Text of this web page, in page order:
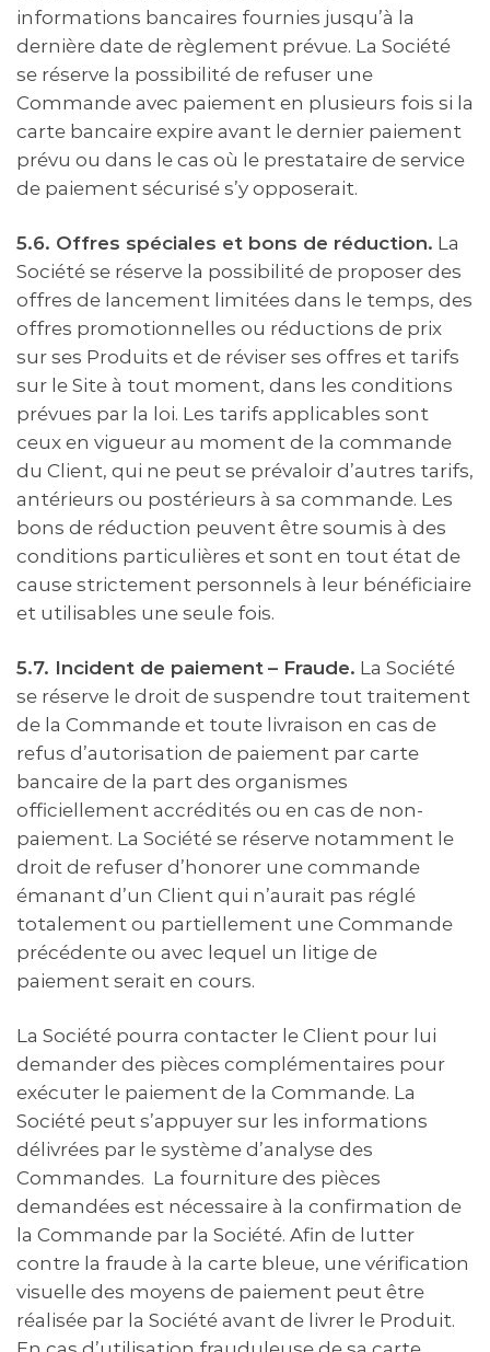
informations bancaires fournies jusqu’à la
dernière date de règlement prévue. La Société
se réserve la possibilité de refuser une
Commande avec paiement en plusieurs fois si la
carte bancaire expire avant le dernier paiement
prévu ou dans le cas où le prestataire de service
de paiement sécurisé s’y opposerait.
5.6. Offres spéciales et bons de réduction. La
Société se réserve la possibilité de proposer des
offres de lancement limitées dans le temps, des
offres promotionnelles ou réductions de prix
sur ses Produits et de réviser ses offres et tarifs
sur le Site à tout moment, dans les conditions
prévues par la loi. Les tarifs applicables sont
ceux en vigueur au moment de la commande
du Client, qui ne peut se prévaloir d’autres tarifs,
antérieurs ou postérieurs à sa commande. Les
bons de réduction peuvent être soumis à des
conditions particulières et sont en tout état de
cause strictement personnels à leur bénéficiaire
et utilisables une seule fois.
5.7. Incident de paiement – Fraude. La Société
se réserve le droit de suspendre tout traitement
de la Commande et toute livraison en cas de
refus d’autorisation de paiement par carte
bancaire de la part des organismes
officiellement accrédités ou en cas de non-
paiement. La Société se réserve notamment le
droit de refuser d’honorer une commande
émanant d’un Client qui n’aurait pas réglé
totalement ou partiellement une Commande
précédente ou avec lequel un litige de
paiement serait en cours.
La Société pourra contacter le Client pour lui
demander des pièces complémentaires pour
exécuter le paiement de la Commande. La
Société peut s’appuyer sur les informations
délivrées par le système d’analyse des
Commandes. La fourniture des pièces
demandées est nécessaire à la confirmation de
la Commande par la Société. Afin de lutter
contre la fraude à la carte bleue, une vérification
visuelle des moyens de paiement peut être
réalisée par la Société avant de livrer le Produit.